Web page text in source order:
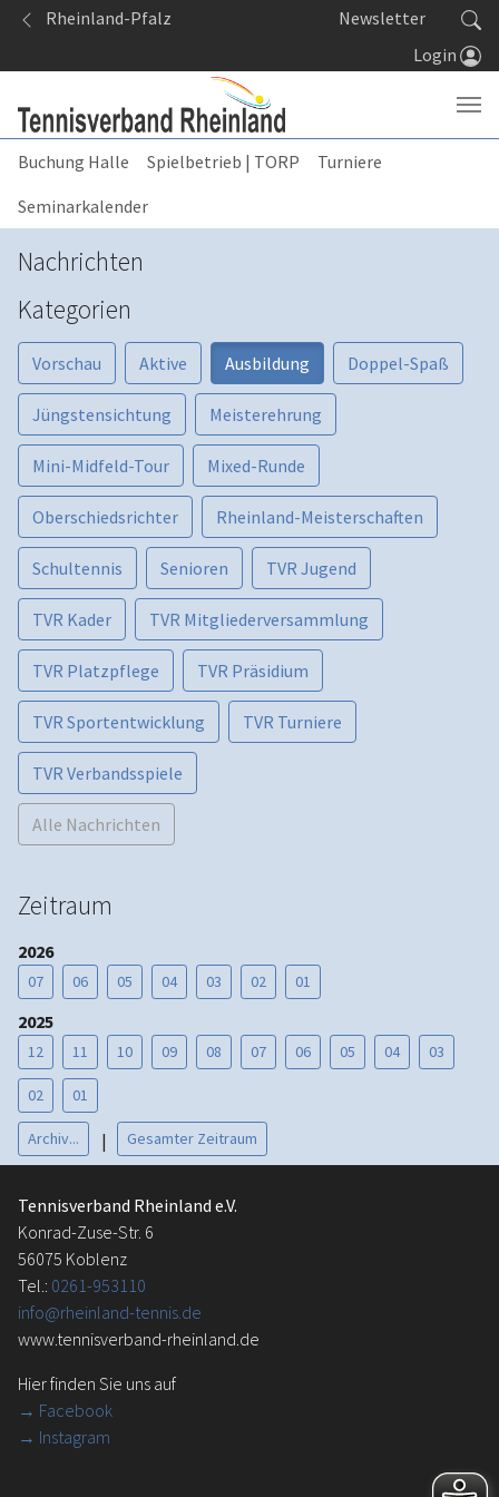
Springe zum Seiteninhalt
Rheinland-Pfalz
Newsletter
Login
Buchung Halle Spielbetrieb | TORP
Turniere
Seminarkalender
Nachrichten
Kategorien
Vorschau Aktive Ausbildung Doppel-Spaß
Jüngstensichtung Meisterehrung
Mini-Midfeld-Tour Mixed-Runde
Oberschiedsrichter Rheinland-Meisterschaften
Schultennis Senioren TVR Jugend
TVR Kader TVR Mitgliederversammlung
TVR Platzpflege TVR Präsidium
TVR Sportentwicklung TVR Turniere
TVR Verbandsspiele
Alle Nachrichten
Zeitraum
2026
07 06 05 04 03 02 01
2025
12 11 10 09 08 07 06 05 04 03
02 01
Archiv... | Gesamter Zeitraum
Tennisverband Rheinland e.V.
Konrad-Zuse-Str. 6
56075 Koblenz
Tel.: 0261-953110
info@rheinland-tennis.de
www.tennisverband-rheinland.de
Hier finden Sie uns auf
→ Facebook
→ Instagram